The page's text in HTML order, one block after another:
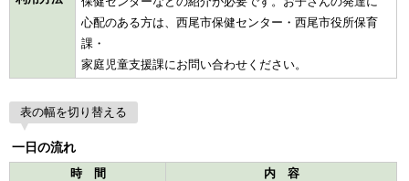
心配のある方は、西尾市保健センター・西尾市役所保育
課・
家庭児童支援課にお問い合わせください。
表の幅を切り替える
一日の流れ
時 間
内 容